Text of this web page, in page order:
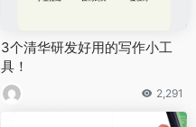
3个清华研发好用的写作小工
具！
2,291